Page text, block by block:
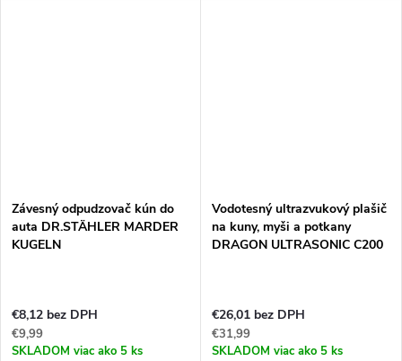
Závesný odpudzovač kún do
auta DR.STÄHLER MARDER
KUGELN
€8,12 bez DPH
€9,99
SKLADOM viac ako 5 ks
Vodotesný ultrazvukový plašič
na kuny, myši a potkany
DRAGON ULTRASONIC C200
€26,01 bez DPH
€31,99
SKLADOM viac ako 5 ks